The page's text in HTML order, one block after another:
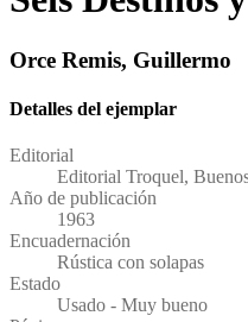
Orce Remis, Guillermo
Detalles del ejemplar
Editorial
Editorial Troquel,
Año de publicación
1963
Encuadernación
Rústica con solapas
Estado
Usado - Muy bueno